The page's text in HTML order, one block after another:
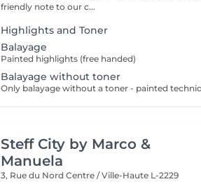
friendly note to our c...
Highlights and Toner
Balayage
Painted highlights (free handed)
Balayage without toner
Only balayage without a toner - painted
Steff City by Marco &
Manuela
3, Rue du NordCentre / Ville-Haute L-2229